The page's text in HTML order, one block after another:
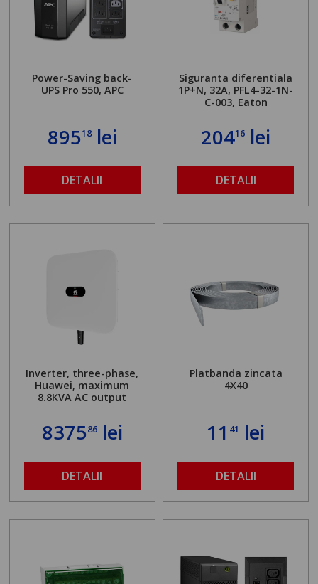
Power-Saving back-
UPS Pro 550, APC
89518lei
DETALII
Siguranta diferentiala
1P+N, 32A, PFL4-32-1N-
C-003, Eaton
20416 lei
DETALII
Inverter, three-phase,
Huawei, maximum
8.8KVA AC output
837586lei
DETALII
Platbanda zincata
4X40
11 41 lei
DETALII